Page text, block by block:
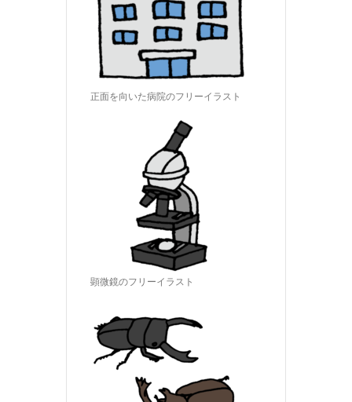
正面を向いた病院のフリーイラスト
顕微鏡のフリーイラスト